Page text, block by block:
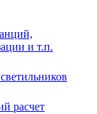
и т.п.
расчет